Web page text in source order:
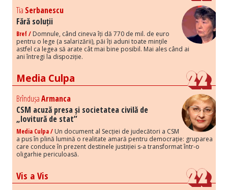
Tia Serbanescu
Fără soluții
Bref / Domnule, când cineva îți dă 770 de mil. de euro
pentru o lege (a salarizării), păi îți aduni toate mințile
astfel ca legea să arate cât mai bine posibil. Mai ales când ai
ani întregi la dispoziție.
Media Culpa
BrîndușaArmanca
CSM acuză presa și societatea civilă de
„lovitură de stat”
Media Culpa / Un document al Secției de judecători a CSM
a pus în plină lumină o realitate amară pentru democrație: gruparea
care conduce în prezent destinele justiției s-a transformat într-o
oligarhie periculoasă.
Vis a Vis